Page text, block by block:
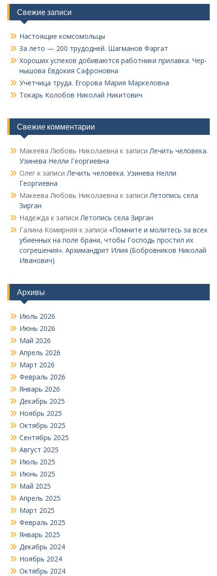
Свежие записи
Настоящие комсомольцы
За лето — 200 трудодней. Шагманов Фаргат
Хороших успехов добиваются работники прилавка. Чер­
нышова Евдокия Сафроновна
Учетчица труда. Его­рова Мария Маркеловна
Токарь Колобов Ни­колай Никитович
Свежие комментарии
Макеева Любовь Николаевна к записи Лечить человека.
Узинева Нелли Георгиевна
Олег к записи Лечить человека. Узинева Нелли
Георгиевна
Макеева Любовь Николаевна к записи Летопись села
Зирган
Надежда к записи Летопись села Зирган
Галина Комирняя к записи «Помните и молитесь за всех
убиенных на поле брани, чтобы Господь простил их
согрешения». Архимандрит Илия (Бобровников Николай
Иванович)
Архивы
Июль 2026
Июнь 2026
Май 2026
Апрель 2026
Март 2026
Февраль 2026
Январь 2026
Декабрь 2025
Ноябрь 2025
Октябрь 2025
Сентябрь 2025
Август 2025
Июль 2025
Июнь 2025
Май 2025
Апрель 2025
Март 2025
Февраль 2025
Январь 2025
Декабрь 2024
Ноябрь 2024
Октябрь 2024